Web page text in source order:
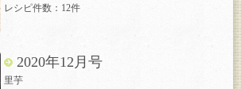
レシピ件数：12件
2020年12月号
里芋